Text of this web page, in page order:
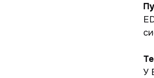
У